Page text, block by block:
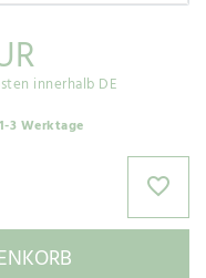
innerhalb DE
3 Werktage